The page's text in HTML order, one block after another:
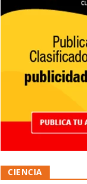
CIENCIA